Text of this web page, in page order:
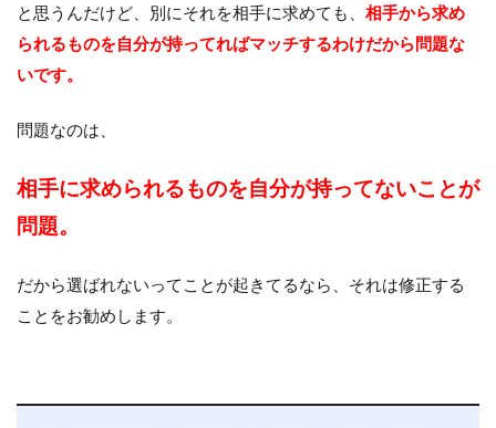
と思うんだけど、別にそれを相手に求めても、 相手から求め
られるものを自分が持ってればマッチするわけだから問題な
いです。
問題なのは、
相手に求められるものを自分が持ってないことが
問題。
だから選ばれないってことが起きてるなら、それは修正する
ことをお勧めします。